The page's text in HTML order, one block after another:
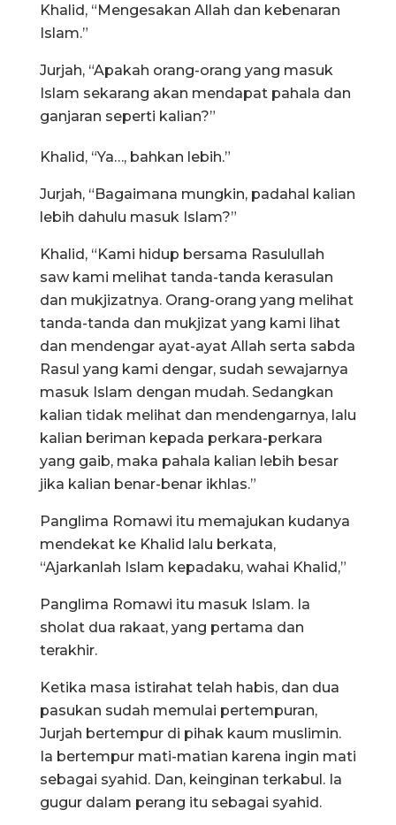
Khalid, “Mengesakan Allah dan kebenaran
Islam.”
Jurjah, “Apakah orang-orang yang masuk
Islam sekarang akan mendapat pahala dan
ganjaran seperti kalian?”
Khalid, “Ya…, bahkan lebih.”
Jurjah, “Bagaimana mungkin, padahal kalian
lebih dahulu masuk Islam?”
Khalid, “Kami hidup bersama Rasulullah
saw kami melihat tanda-tanda kerasulan
dan mukjizatnya. Orang-orang yang melihat
tanda-tanda dan mukjizat yang kami lihat
dan mendengar ayat-ayat Allah serta sabda
Rasul yang kami dengar, sudah sewajarnya
masuk Islam dengan mudah. Sedangkan
kalian tidak melihat dan mendengarnya, lalu
kalian beriman kepada perkara-perkara
yang gaib, maka pahala kalian lebih besar
jika kalian benar-benar ikhlas.”
Panglima Romawi itu memajukan kudanya
mendekat ke Khalid lalu berkata,
“Ajarkanlah Islam kepadaku, wahai Khalid,”
Panglima Romawi itu masuk Islam. Ia
sholat dua rakaat, yang pertama dan
terakhir.
Ketika masa istirahat telah habis, dan dua
pasukan sudah memulai pertempuran,
Jurjah bertempur di pihak kaum muslimin.
Ia bertempur mati-matian karena ingin mati
sebagai syahid. Dan, keinginan terkabul. Ia
gugur dalam perang itu sebagai syahid.